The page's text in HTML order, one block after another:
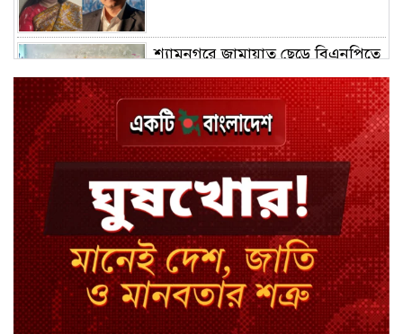
শ্যামনগরে জামায়াত ছেড়ে বিএনপিতে
ঢাকায় হালকা বৃষ্টির সম্ভাবনা, বাড়তে
পারে তাপমাত্রা
মন্ত্রী-এমপিদের উপস্থিতিতে ইউএনওর
আইফোন চুরি
সিরাজগঞ্জে বাস ট্রাক দুর্ঘটনা, চালকসহ
নিহত ২